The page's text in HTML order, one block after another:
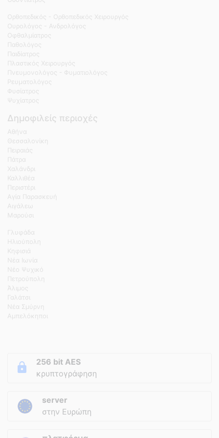
Ορθοπεδικός - Ορθοπεδικός Χειρουργός
Ουρολόγος - Ανδρολόγος
Οφθαλμίατρος
Παθολόγος
Παιδίατρος
Πλαστικός Χειρουργός
Πνευμονολόγος - Φυματιολόγος
Ρευματολόγος
Φυσίατρος
Ψυχίατρος
Δημοφιλείς περιοχές
Αθήνα
Θεσσαλονίκη
Πειραιάς
Πάτρα
Χαλάνδρι
Καλλιθέα
Περιστέρι
Αγία Παρασκευή
Αιγάλεω
Μαρούσι
Γλυφάδα
Ηλιούπολη
Κηφισιά
Νέα Ιωνία
Νέο Ψυχικό
Πετρούπολη
Άλιμος
Γαλάτσι
Νέα Σμύρνη
Αμπελόκηποι
256 bit AES
κρυπτογράφηση
server
στην Ευρώπη